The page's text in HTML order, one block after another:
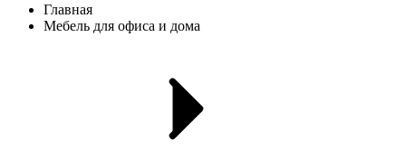
Главная
Мебель для офиса и дома